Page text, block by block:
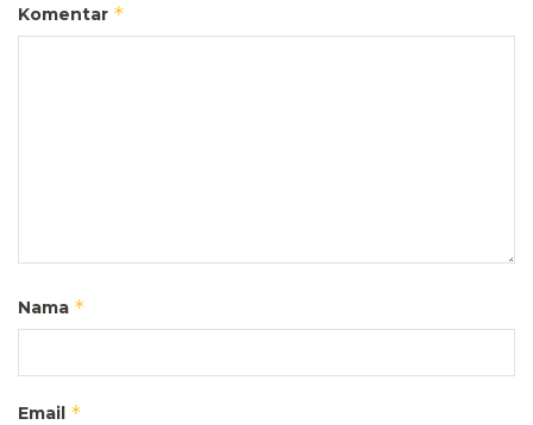
Komentar *
Nama *
Email *